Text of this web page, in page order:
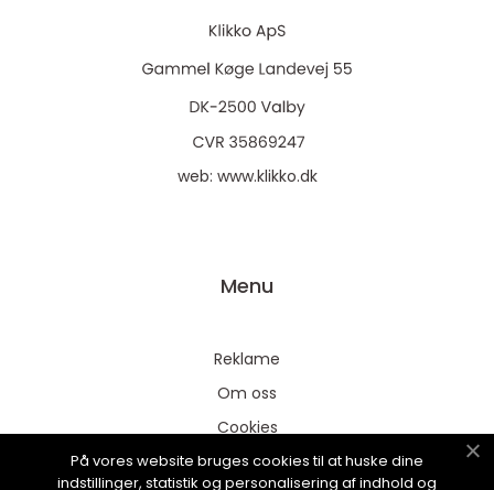
web: www.klikko.dk
Menu
Reklame
Om oss
Cookies
Kontakt Oss
På vores website bruges cookies til at huske dine
indstillinger, statistik og personalisering af indhold og